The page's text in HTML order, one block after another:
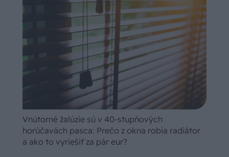
Vnútorné žalúzie sú v 40-stupňových
horúčavách pasca: Prečo z okna robia radiátor
a ako to vyriešiť za pár eur?